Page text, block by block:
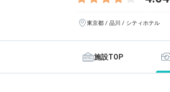
東京都 / 品川 / シティホテル
施設TOP